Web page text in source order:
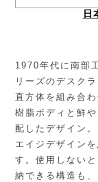
日
1970年代に南部
リーズのデスク
直方体を組み合
樹脂ボディと鮮
配したデザイン
エイジデザイン
す。使用しない
納できる構造も